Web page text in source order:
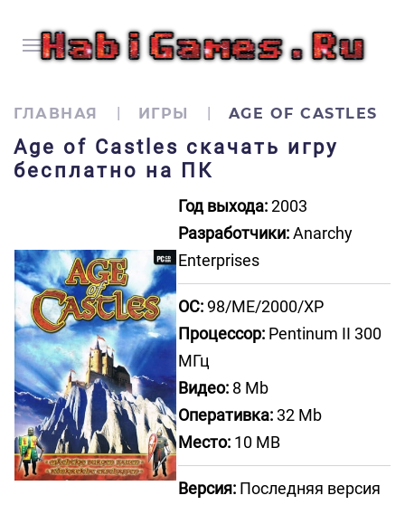
ГЛАВНАЯ ИГРЫ AGE OF CASTLES
Age of Castles скачать игру
бесплатно на ПК
Год выхода:2003
Разработчики:Anarchy
Enterprises
ОС:98/ME/2000/XP
Процессор: Pentinum II 300
МГц
Видео: 8 Mb
Оперативка: 32 Mb
Место: 10 MB
Версия: Последняя версия